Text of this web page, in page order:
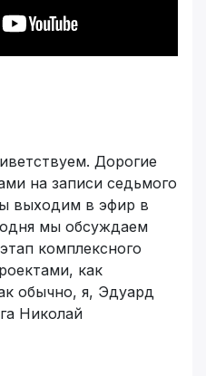
Дорогие
на записи седьмого
выходим в эфир в
мы обсуждаем
комплексного
как
обычно, я, Эдуард
Николай